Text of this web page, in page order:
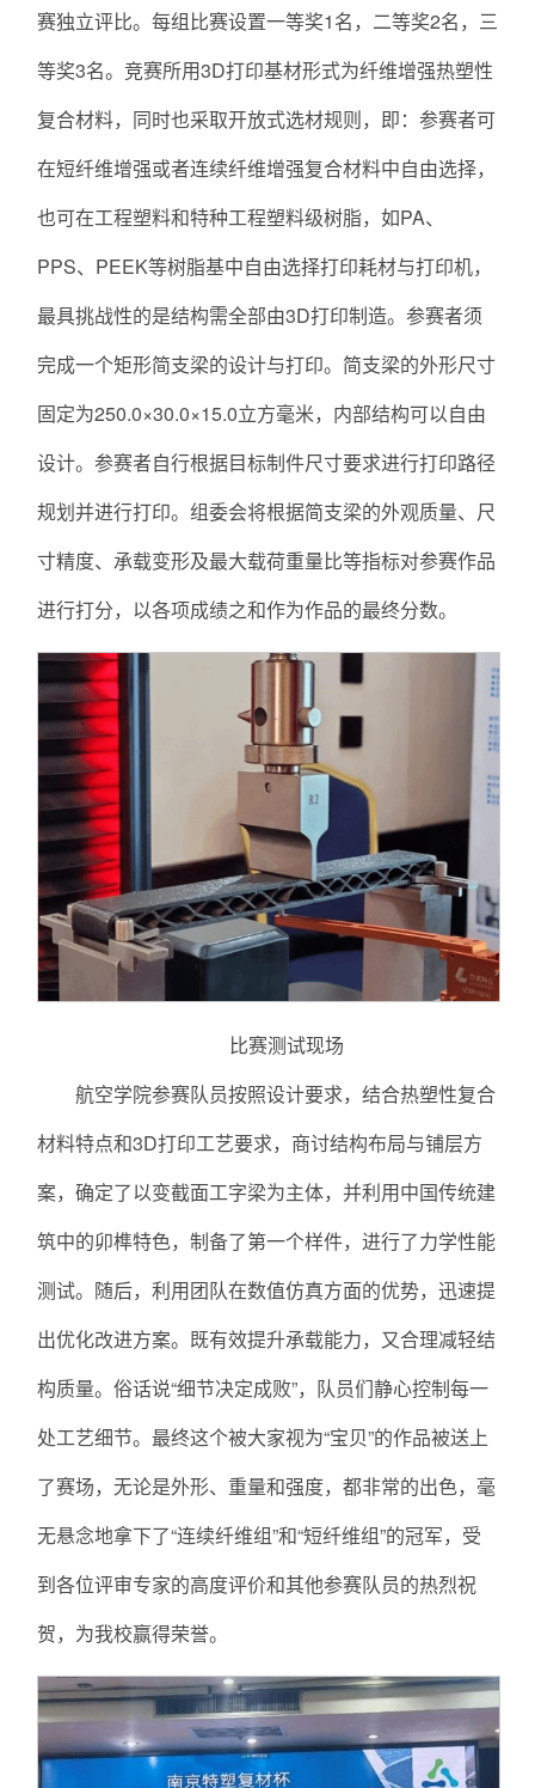
赛独立评比。每组比赛设置一等奖1名，二等奖2名，三
等奖3名。竞赛所用3D打印基材形式为纤维增强热塑性
复合材料，同时也采取开放式选材规则，即：参赛者可
在短纤维增强或者连续纤维增强复合材料中自由选择，
也可在工程塑料和特种工程塑料级树脂，如PA、
PPS、PEEK等树脂基中自由选择打印耗材与打印机，
最具挑战性的是结构需全部由3D打印制造。参赛者须
完成一个矩形简支梁的设计与打印。简支梁的外形尺寸
固定为250.0×30.0×15.0立方毫米，内部结构可以自由
设计。参赛者自行根据目标制件尺寸要求进行打印路径
规划并进行打印。组委会将根据简支梁的外观质量、尺
寸精度、承载变形及最大载荷重量比等指标对参赛作品
进行打分，以各项成绩之和作为作品的最终分数。
比赛测试现场
航空学院参赛队员按照设计要求，结合热塑性复合
材料特点和3D打印工艺要求，商讨结构布局与铺层方
案，确定了以变截面工字梁为主体，并利用中国传统建
筑中的卯榫特色，制备了第一个样件，进行了力学性能
测试。随后，利用团队在数值仿真方面的优势，迅速提
出优化改进方案。既有效提升承载能力，又合理减轻结
构质量。俗话说“细节决定成败”，队员们静心控制每一
处工艺细节。最终这个被大家视为“宝贝”的作品被送上
了赛场，无论是外形、重量和强度，都非常的出色，毫
无悬念地拿下了“连续纤维组”和“短纤维组”的冠军，受
到各位评审专家的高度评价和其他参赛队员的热烈祝
贺，为我校赢得荣誉。